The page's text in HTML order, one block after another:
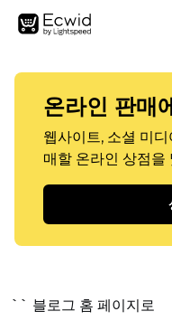
온라인 판매
웹사이트, 소셜 미
매할 온라인 상점을
`` 블로그 홈 페이지로